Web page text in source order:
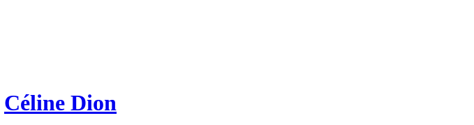
Céline Dion